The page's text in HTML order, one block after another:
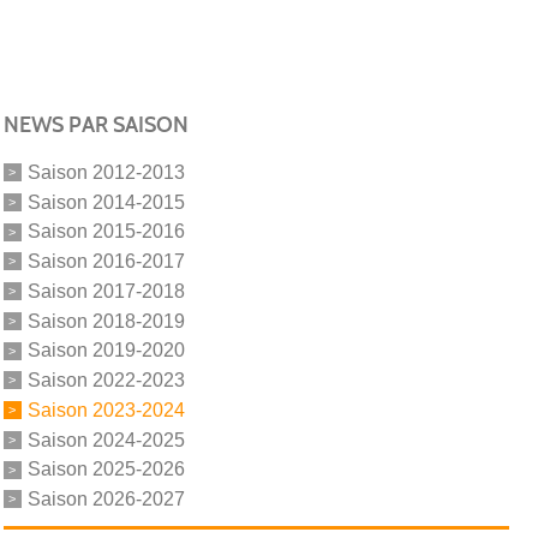
NEWS PAR SAISON
Saison 2012-2013
Saison 2014-2015
Saison 2015-2016
Saison 2016-2017
Saison 2017-2018
Saison 2018-2019
Saison 2019-2020
Saison 2022-2023
Saison 2023-2024
Saison 2024-2025
Saison 2025-2026
Saison 2026-2027